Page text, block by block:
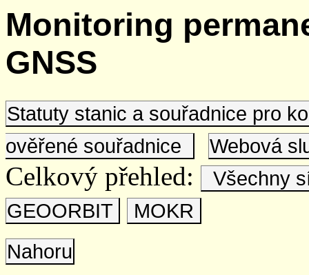
Monitoring
GNSS
Statuty stanic a souřadnice pro
ověřené souřadnice
Webová
Celkový přehled:
Všechny
GEOORBIT
MOKR
Nahoru